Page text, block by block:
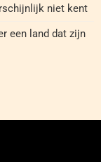
niet kent
een land dat zijn